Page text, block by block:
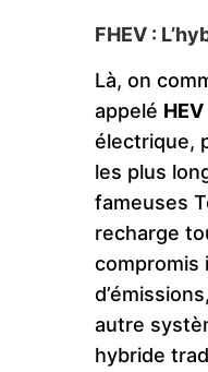
FHEV :
Là, on
appelé HEV
électrique,
les plus
fameuses
recharge
compromis
autre
hybride